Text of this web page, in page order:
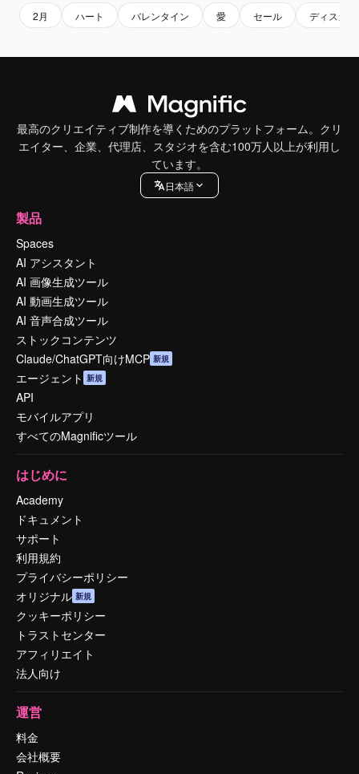
2月 ハート バレンタイン 愛 セール ディスカ
最高のクリエイティブ制作を導くためのプラットフォーム。クリ
エイター、企業、代理店、スタジオを含む100万人以上が利用し
ています。
日本語
製品
Spaces
AI アシスタント
AI 画像生成ツール
AI 動画生成ツール
AI 音声合成ツール
ストックコンテンツ
Claude/ChatGPT向けMCP 新規
エージェント 新規
API
モバイルアプリ
すべてのMagnificツール
はじめに
Academy
ドキュメント
サポート
利用規約
プライバシーポリシー
オリジナル 新規
クッキーポリシー
トラストセンター
アフィリエイト
法人向け
運営
料金
会社概要